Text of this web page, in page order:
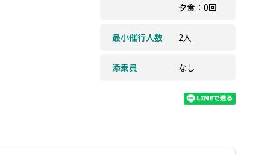
夕食：0回
最小催行人数 2人
添乗員 なし